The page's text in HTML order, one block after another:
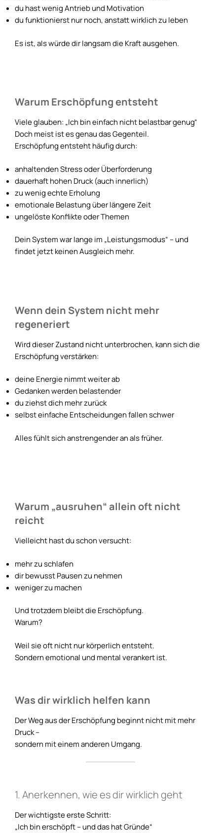
du hast wenig Antrieb und Motivation
du funktionierst nur noch, anstatt wirklich zu leben
Es ist, als würde dir langsam die Kraft ausgehen.
Warum Erschöpfung entsteht
Viele glauben: „Ich bin einfach nicht belastbar genug“
Doch meist ist es genau das Gegenteil.
Erschöpfung entsteht häufig durch:
anhaltenden Stress oder Überforderung
dauerhaft hohen Druck (auch innerlich)
zu wenig echte Erholung
emotionale Belastung über längere Zeit
ungelöste Konflikte oder Themen
Dein System war lange im „Leistungsmodus“ – und
findet jetzt keinen Ausgleich mehr.
Wenn dein System nicht mehr
regeneriert
Wird dieser Zustand nicht unterbrochen, kann sich die
Erschöpfung verstärken:
deine Energie nimmt weiter ab
Gedanken werden belastender
du ziehst dich mehr zurück
selbst einfache Entscheidungen fallen schwer
Alles fühlt sich anstrengender an als früher.
Warum „ausruhen“ allein oft nicht
reicht
Vielleicht hast du schon versucht:
mehr zu schlafen
dir bewusst Pausen zu nehmen
weniger zu machen
Und trotzdem bleibt die Erschöpfung.
Warum?
Weil sie oft nicht nur körperlich entsteht.
Sondern emotional und mental verankert ist.
Was dir wirklich helfen kann
Der Weg aus der Erschöpfung beginnt nicht mit mehr
Druck –
sondern mit einem anderen Umgang.
1. Anerkennen, wie es dir wirklich geht
Der wichtigste erste Schritt:
„Ich bin erschöpft – und das hat Gründe“